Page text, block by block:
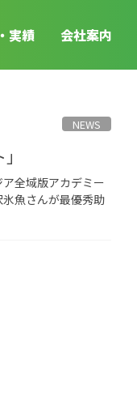
実績 会社案内
NEWS
全域版アカデミー
魚さんが最優秀助